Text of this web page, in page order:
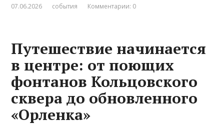
07.06.2026 события Комментарии: 0
Путешествие начинается
в центре: от поющих
фонтанов Кольцовского
сквера до обновленного
«Орленка»